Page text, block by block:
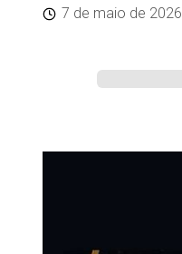
7 de maio de 2026